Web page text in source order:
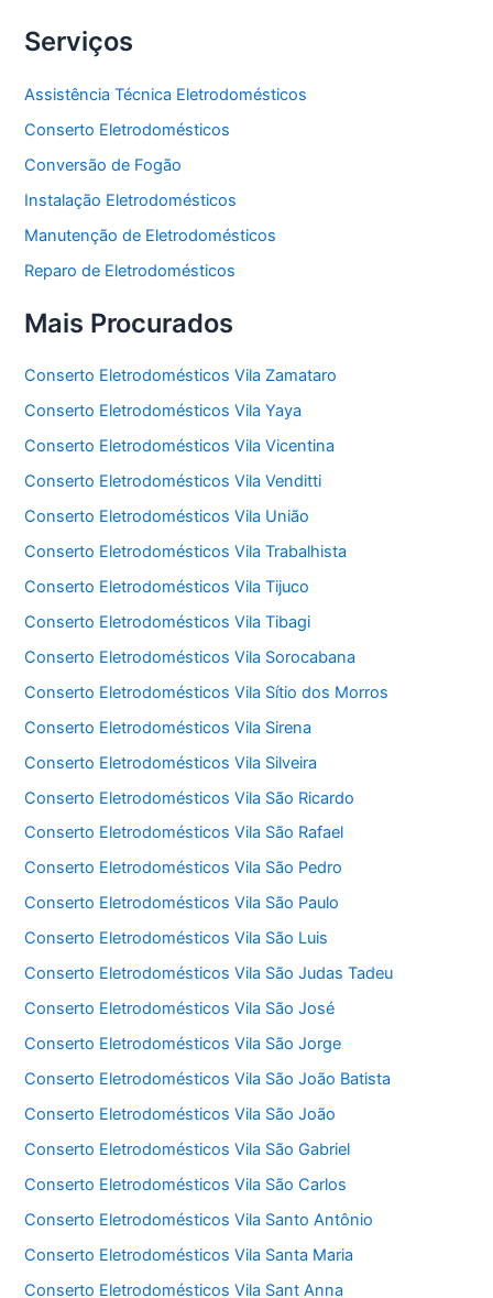
Serviços
Assistência Técnica Eletrodomésticos
Conserto Eletrodomésticos
Conversão de Fogão
Instalação Eletrodomésticos
Manutenção de Eletrodomésticos
Reparo de Eletrodomésticos
Mais Procurados
Conserto Eletrodomésticos Vila Zamataro
Conserto Eletrodomésticos Vila Yaya
Conserto Eletrodomésticos Vila Vicentina
Conserto Eletrodomésticos Vila Venditti
Conserto Eletrodomésticos Vila União
Conserto Eletrodomésticos Vila Trabalhista
Conserto Eletrodomésticos Vila Tijuco
Conserto Eletrodomésticos Vila Tibagi
Conserto Eletrodomésticos Vila Sorocabana
Conserto Eletrodomésticos Vila Sítio dos Morros
Conserto Eletrodomésticos Vila Sirena
Conserto Eletrodomésticos Vila Silveira
Conserto Eletrodomésticos Vila São Ricardo
Conserto Eletrodomésticos Vila São Rafael
Conserto Eletrodomésticos Vila São Pedro
Conserto Eletrodomésticos Vila São Paulo
Conserto Eletrodomésticos Vila São Luis
Conserto Eletrodomésticos Vila São Judas Tadeu
Conserto Eletrodomésticos Vila São José
Conserto Eletrodomésticos Vila São Jorge
Conserto Eletrodomésticos Vila São João Batista
Conserto Eletrodomésticos Vila São João
Conserto Eletrodomésticos Vila São Gabriel
Conserto Eletrodomésticos Vila São Carlos
Conserto Eletrodomésticos Vila Santo Antônio
Conserto Eletrodomésticos Vila Santa Maria
Conserto Eletrodomésticos Vila Sant Anna